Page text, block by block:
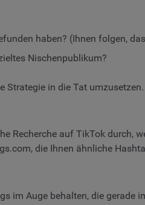
haben? (Ihnen folgen,
Nischenpublikum?
Strategie in die Tat
Recherche auf TikTok durch,
die Ihnen ähnliche
im Auge behalten, die